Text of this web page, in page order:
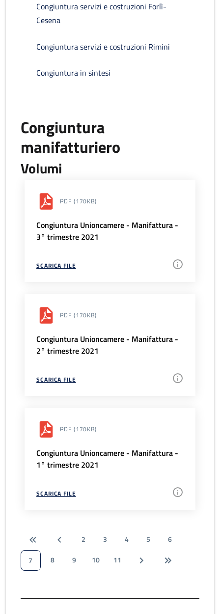
Congiuntura servizi e costruzioni Forlì-
Cesena
Congiuntura servizi e costruzioni Rimini
Congiuntura in sintesi
Congiuntura
manifatturiero
Volumi
PDF (170KB)
Congiuntura Unioncamere - Manifattura -
3° trimestre 2021
SCARICA FILE
PDF (170KB)
Congiuntura Unioncamere - Manifattura -
2° trimestre 2021
SCARICA FILE
PDF (170KB)
Congiuntura Unioncamere - Manifattura -
1° trimestre 2021
SCARICA FILE
2 3 4 5
6
7
8 9 10 11